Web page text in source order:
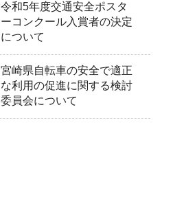
令和5年度交通安全ポスタ
ーコンクール入賞者の決定
について
宮崎県自転車の安全で適正
な利用の促進に関する検討
委員会について